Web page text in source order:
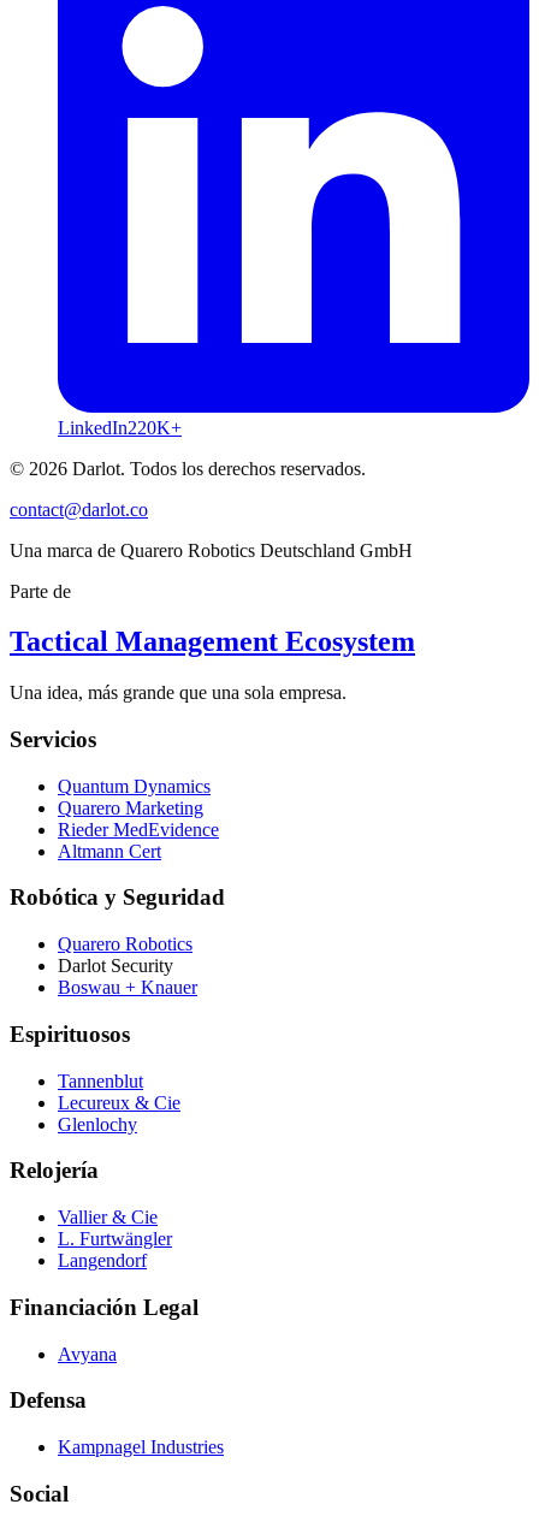
LinkedIn220K+
© 2026 Darlot. Todos los derechos reservados.
contact@darlot.co
Una marca de Quarero Robotics Deutschland GmbH
Parte de
Tactical Management Ecosystem
Una idea, más grande que una sola empresa.
Servicios
Quantum Dynamics
Quarero Marketing
Rieder MedEvidence
Altmann Cert
Robótica y Seguridad
Quarero Robotics
Darlot Security
Boswau + Knauer
Espirituosos
Tannenblut
Lecureux & Cie
Glenlochy
Relojería
Vallier & Cie
L. Furtwängler
Langendorf
Financiación Legal
Avyana
Defensa
Kampnagel Industries
Social